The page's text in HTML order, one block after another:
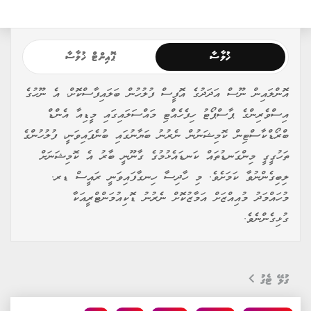
ޚުލާސާ ޕޮއިންޓް ޚުލާސާ
އޮންލައިން ނޫސް އަދަދުގެ އޮފީސް ފުލުހުން ބަލައިފާސްކޮށް، އެ ނޫހުގެ
އިސްވެރިންގެ ޕާސްޕޯޓު ހިފެހެއްޓި މައްސަލައިގައި މީޑިއާ އެންޑް
ބްރޯޑްކާސްޓިން ކޮމިޝަނުން ނެރުނު ބަޔާނުގައި ބުނެފައިވަނީ، ފުލުހުންގެ
ތަހުގީގީ މިންގަނޑުތައް ކަނޑައެޅުމުގެ ގާނޫނީ ބާރު އެ ކޮމިޝަނަށް
ލިބިގެންނުވާ ކަމަށެވެ. މި ހާދިސާ ހިނގާފައިވަނީ ރައީސް ޑރ.
މުހައްމަދު މުއިއްޒަށް އަމާޒުކޮށް ނެރުނު ޑޮކިއުމަންޓްރީއަކާ
ގުޅިގެންނެވެ.
ގުޅޭ ޓެގު